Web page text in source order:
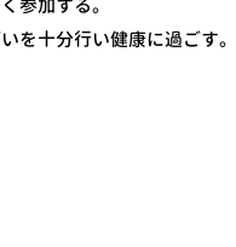
参加する。
を十分行い健康に過ごす。